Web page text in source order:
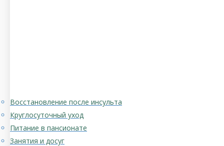
Восстановление после инсульта
Круглосуточный уход
Питание в пансионате
Занятия и досуг